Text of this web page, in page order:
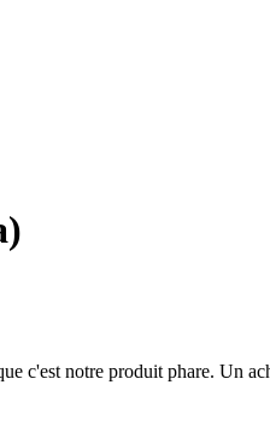
c'est notre produit phare. Un